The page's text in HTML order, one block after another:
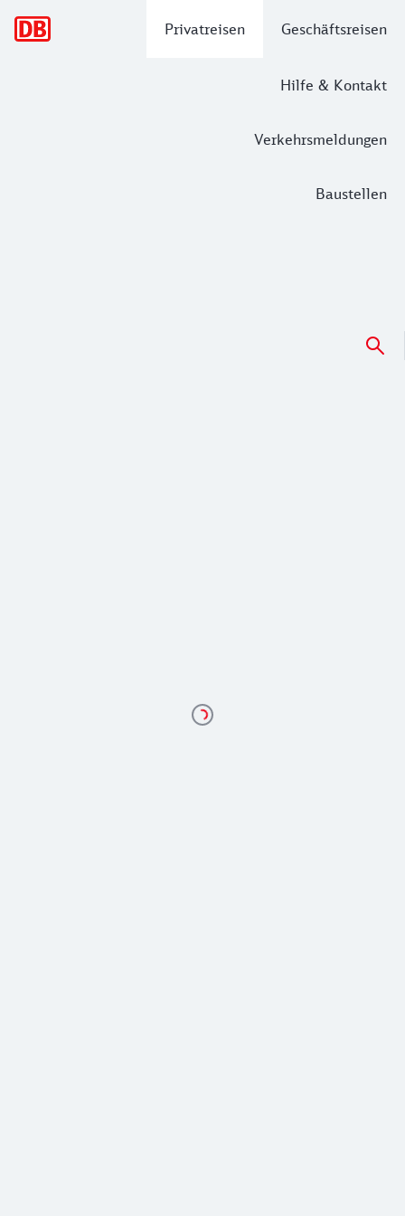
Privatreisen Geschäftsreisen
Hilfe & Kontakt
Verkehrsmeldungen
Baustellen